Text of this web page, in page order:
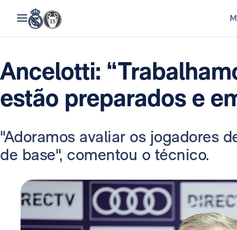
Ancelotti:
estão preparados e
"Adoramos avaliar os jogadores
de base", comentou o técnico.